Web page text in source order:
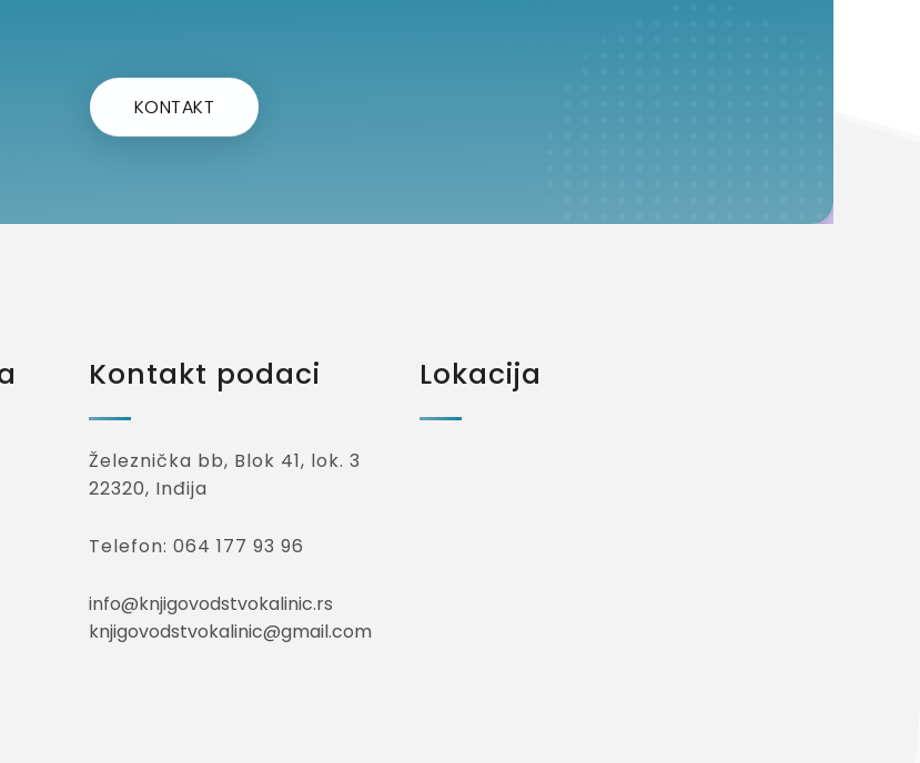
KONTAKT
Kontakt podaci
Železnička bb, Blok 41, lok. 3
22320, Inđija
Telefon: 064 177 93 96
info@knjigovodstvokalinic.rs
knjigovodstvokalinic@gmail.com
Lokacija